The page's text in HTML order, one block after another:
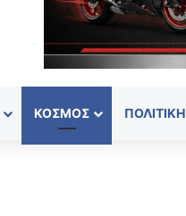
ΚΌΣΜΟΣ ΠΟΛΙΤΙΚΉ